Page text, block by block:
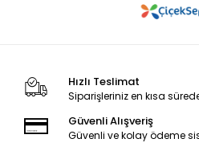
Hızlı Teslimat
Siparişleriniz en kısa
Güvenli Alışveriş
Güvenli ve kolay ödeme